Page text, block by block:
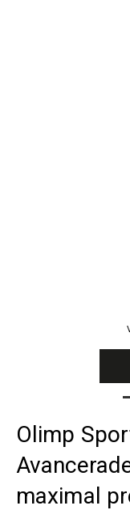
Olimp
maximal